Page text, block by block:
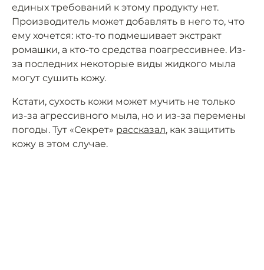
единых требований к этому продукту нет.
Производитель может добавлять в него то, что
ему хочется: кто-то подмешивает экстракт
ромашки, а кто-то средства поагрессивнее. Из-
за последних некоторые виды жидкого мыла
могут сушить кожу.
Кстати, сухость кожи может мучить не только
из-за агрессивного мыла, но и из-за перемены
погоды. Тут «Секрет» рассказал, как защитить
кожу в этом случае.